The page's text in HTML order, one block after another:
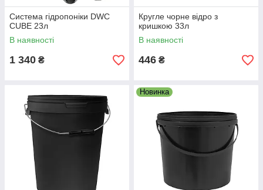
Система гідропоніки DWC
CUBE 23л
В наявності
1 340 ₴
Кругле чорне відро з
кришкою 33л
В наявності
446 ₴
Новинка